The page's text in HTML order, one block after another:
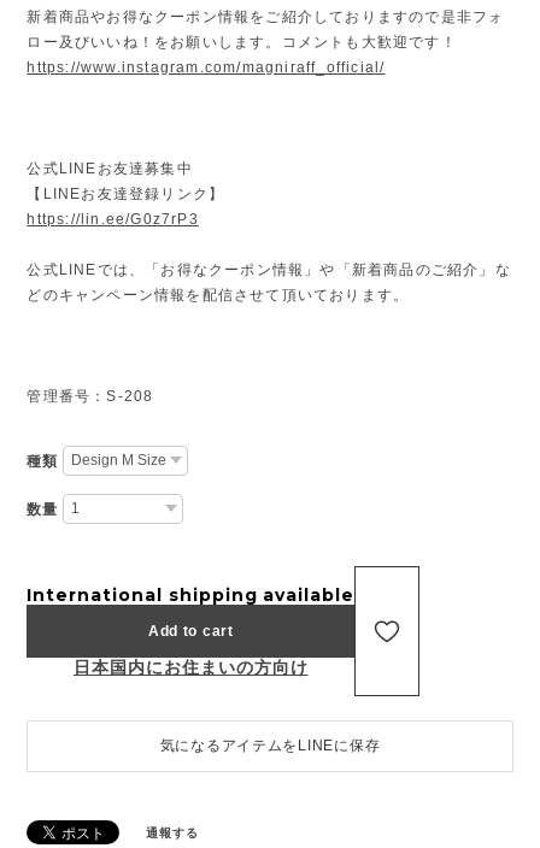
新着商品やお得なクーポン情報をご紹介しておりますので是非フォ
ロー及びいいね！をお願いします。コメントも大歓迎です！
https://www.instagram.com/magniraff_official/
公式LINEお友達募集中
【LINEお友達登録リンク】
https://lin.ee/G0z7rP3
公式LINEでは、「お得なクーポン情報」や「新着商品のご紹介」な
どのキャンペーン情報を配信させて頂いております。
管理番号：S-208
種類
数量
International shipping available
Add to cart
日本国内にお住まいの方向け
気になるアイテムをLINEに保存
通報する